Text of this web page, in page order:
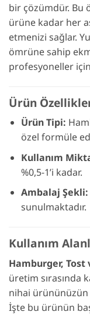
bir çözümdür. Bu
ürüne kadar her
etmenizi sağlar.
ömrüne sahip
profesyoneller
Ürün
Ürün Tipi:
özel formüle
Kullanım
%0,5-1’i kadar.
Ambalaj Şekli:
sunulmaktadır.
Kullanım
Hamburger,
üretim sırasında
nihai ürününüzün
İşte bu ürünün